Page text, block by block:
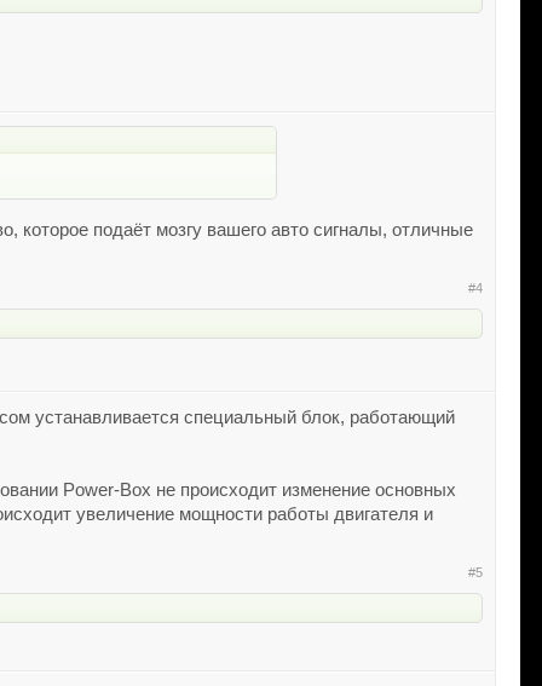
которое подаёт мозгу вашего авто сигналы, отличные
#4
устанавливается специальный блок, работающий
Power-Box не происходит изменение основных
увеличение мощности работы двигателя и
#5